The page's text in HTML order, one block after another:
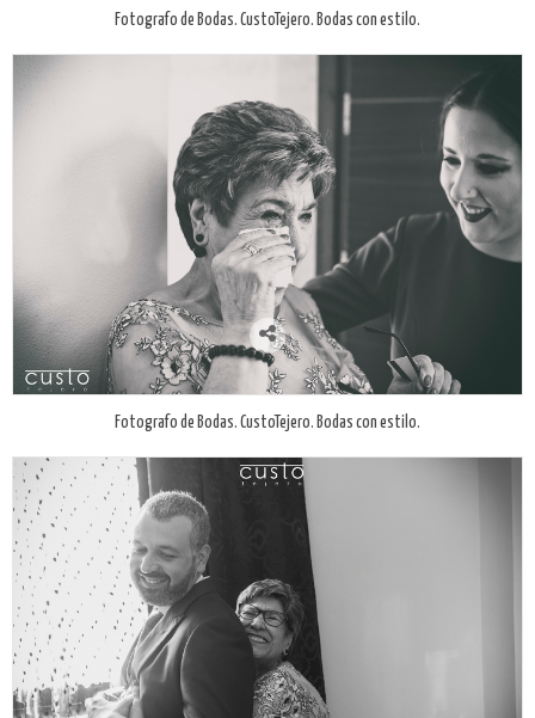
Fotografo de Bodas. CustoTejero. Bodas con estilo.
Fotografo de Bodas. CustoTejero. Bodas con estilo.